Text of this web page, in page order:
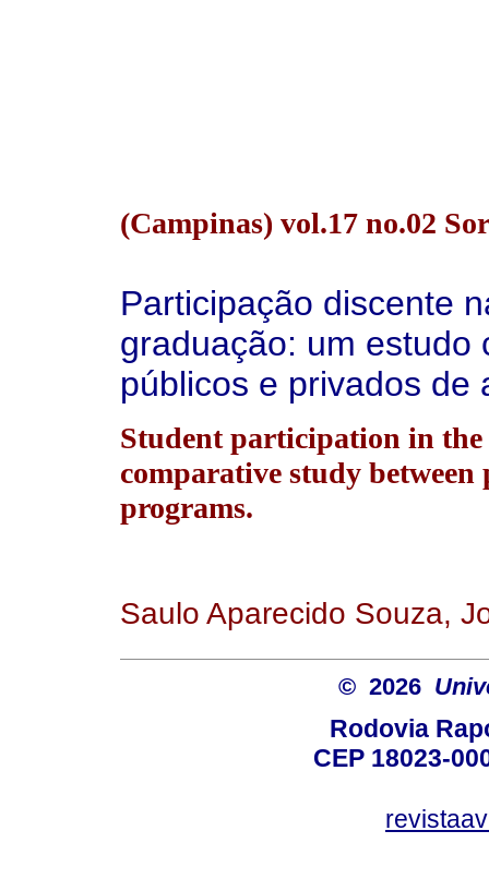
(Campinas) vol.17 no.02
Participação discente
graduação: um estudo
públicos e privados de
Student participation in
comparative study
programs.
Saulo Aparecido Souza,
© 2026
Rodovia
CEP 18023-